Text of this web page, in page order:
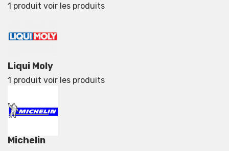
1 produit voir les produits
Liqui Moly
1 produit voir les produits
Michelin